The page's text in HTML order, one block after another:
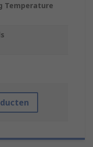
Temperature